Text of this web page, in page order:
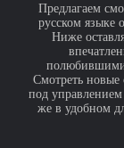
Предлагаем
русском языке
Ниже
Смотреть новые
под
же в удобном